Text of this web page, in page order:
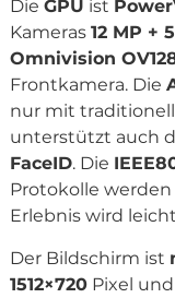
Die GPU ist
Kameras 12 MP +
Omnivision
Frontkamera. Die
nur mit
unterstützt auch
FaceID. Die
Protokolle
Erlebnis wird
Der Bildschirm ist
1512×720Pixel und